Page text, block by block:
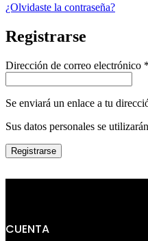
¿Olvidaste la contraseña?
Registrarse
Dirección de correo electrónico *
Se enviará un enlace a tu
Sus datos personales se
Registrarse
CUENTA